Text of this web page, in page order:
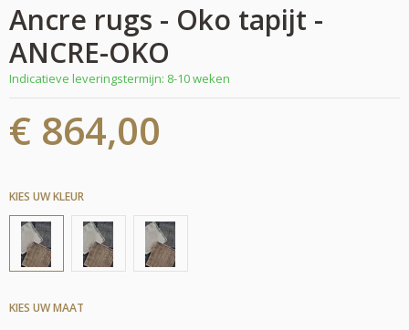
Ancre rugs - Oko tapijt -
ANCRE-OKO
Indicatieve leveringstermijn: 8-10 weken
€ 864,00
KIES UW KLEUR
KIES UW MAAT